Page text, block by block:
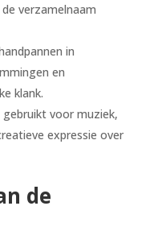
verzamelnaam
in
en
klank.
voor muziek,
expressie over
de